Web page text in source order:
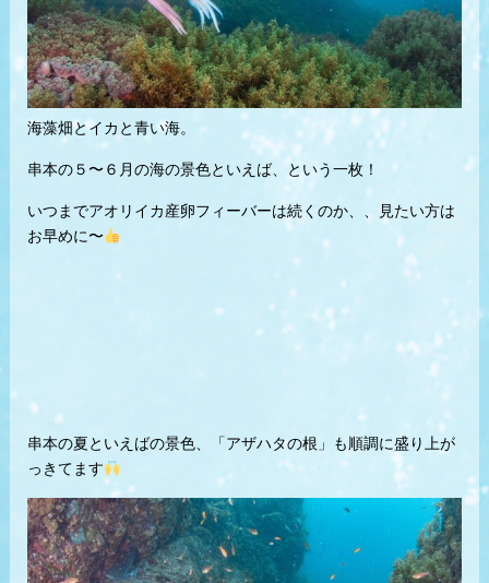
海藻畑とイカと青い海。
串本の５〜６月の海の景色といえば、という一枚！
いつまでアオリイカ産卵フィーバーは続くのか、、見たい方は
お早めに〜
串本の夏といえばの景色、「アザハタの根」も順調に盛り上が
っきてます